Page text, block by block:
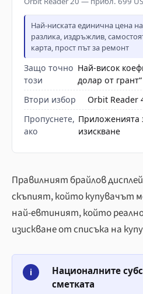
Най-ниската единична цена
разлика, издръжлив,
карта, прост път за ремонт
Защо точно
този
Най-висок
долар от грант“
Втори избор
Orbit Reader
Пропуснете,
ако
Приложенията
изискване
Правилният брайлов дисплей
скъпият, който купувачът
най-евтиният, който
изискване от списъка на
i
Националните
сметката